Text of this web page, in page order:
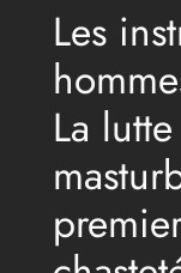
Les
La